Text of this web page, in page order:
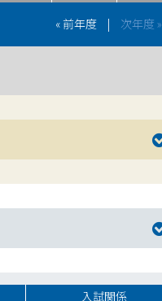
« 前年度 | 次年度 »
入試関係